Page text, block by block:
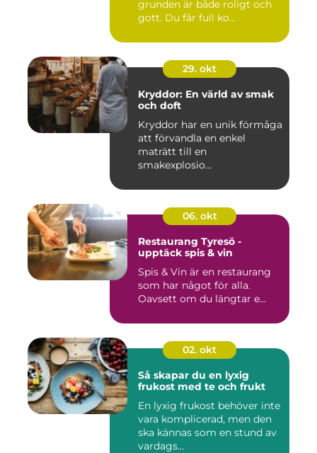
grunden är både roligt och
gott. Du får full ko...
29. okt
Kryddor: En värld av smak
och doft
Kryddor har en unik förmåga
att förvandla en enkel
maträtt till en
smakexplosio...
06. okt
Restaurang Tyresö -
upptäck spis & vin
Spis & Vin är en restaurang
som har något för alla.
Oavsett om du längtar e...
02. okt
Så skapar du en lyxig
frukost med te och frukt
En lyxig frukost behöver inte
vara komplicerad, men den
ska kännas som en stund av
vardags...